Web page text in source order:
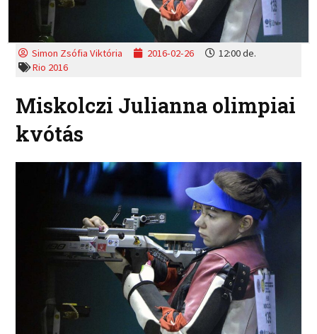
Simon Zsófia Viktória 2016-02-26
12:00 de.
Rio 2016
Miskolczi Julianna olimpiai
kvótás